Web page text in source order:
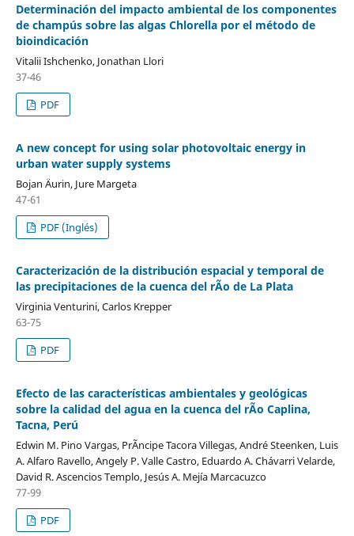
Determinación del impacto ambiental de los componentes
de champús sobre las algas Chlorella por el método de
bioindicación
Vitalii Ishchenko, Jonathan Llori
37-46
PDF
A new concept for using solar photovoltaic energy in
urban water supply systems
Bojan Äurin, Jure Margeta
47-61
PDF (Inglés)
Caracterización de la distribución espacial y temporal de
las precipitaciones de la cuenca del rÃ­o de La Plata
Virginia Venturini, Carlos Krepper
63-75
PDF
Efecto de las características ambientales y geológicas
sobre la calidad del agua en la cuenca del rÃ­o Caplina,
Tacna, Perú
Edwin M. Pino Vargas, PrÃ­ncipe Tacora Villegas, André Steenken, Luis
A. Alfaro Ravello, Angely P. Valle Castro, Eduardo A. Chávarri Velarde,
David R. Ascencios Templo, Jesús A. Mejía Marcacuzco
77-99
PDF